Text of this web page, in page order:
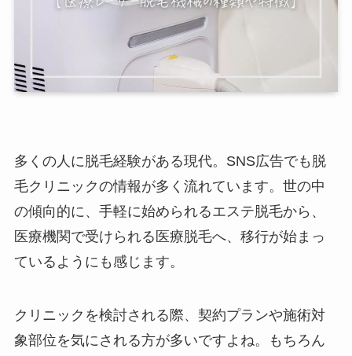
多くの人に脱毛経験がある現代。SNS広告でも脱
毛クリニックの情報が多く流れています。世の中
の傾向的に、手軽に始められるエステ脱毛から、
医療機関で受けられる医療脱毛へ、移行が始まっ
ているようにも感じます。
クリニックを検討される際、契約プランや施術対
象部位を気にされる方が多いですよね。もちろん